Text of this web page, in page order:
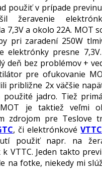
použiť v prípade
žeravenie
7,3V a okolo 22A. MOT
pri zaradení 250W
elektrónky presne
deň bez problémov +
pre ofukovanie
približne 2x väčšie
použité jadro. Tiež
je taktiež veľmi
zdrojom pre Teslove
, či elektrónkovéVTTC
použiť napr. na
VTTC. Jeden takto
na fotke, niekedy mi